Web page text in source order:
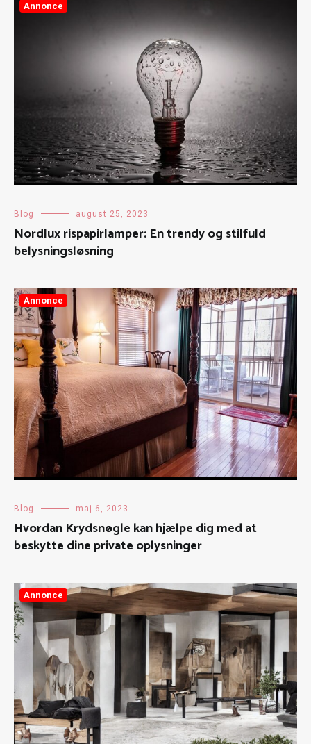
Annonce
Blog august 25, 2023
Nordlux rispapirlamper: En trendy og stilfuld
belysningsløsning
Annonce
Blog maj 6, 2023
Hvordan Krydsnøgle kan hjælpe dig med at
beskytte dine private oplysninger
Annonce